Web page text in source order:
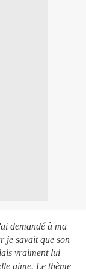
demandé à ma
je savait que son
vraiment lui
aime. Le thème